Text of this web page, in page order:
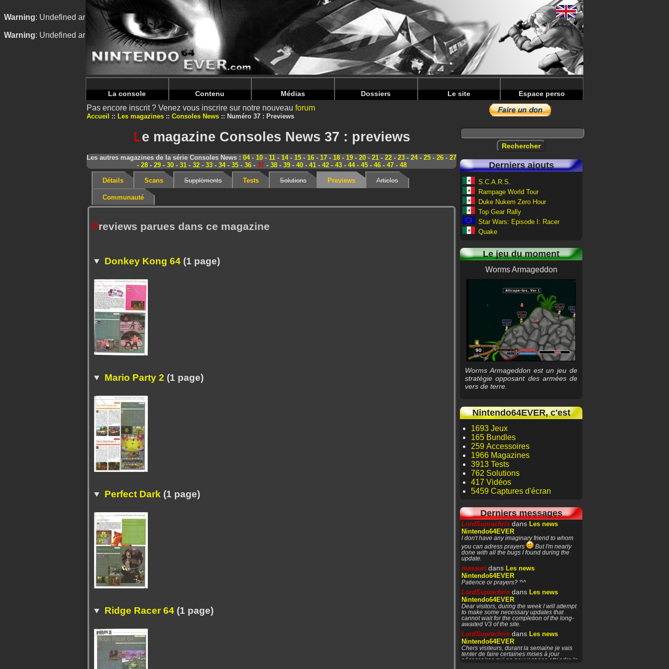
Warning: Undefined array key "HTTP_REFERER" in/home/nintendoju/www/Magazine-Previews.php on line 70
Warning: Undefined array key "HTTP_REFERER" in/home/nintendoju/www/Magazine-Previews.phpon line74
La console Contenu Médias Dossiers Le site Espace perso
Pas encore inscrit ? Venez vous inscrire sur notre nouveau forum
Accueil Les magazines Consoles News Numéro 37 : Previews
Le magazine Consoles News 37 : previews
Les autres magazines de la série Consoles News : 04- 10 - 11 - 14- 15 - 16 - 17 - 18 - 19 - 20 - 21 - 22 - 23 - 24- 25 - 26 - 27
- 28- 29- 30- 31- 32- 33- 34- 35- 36- 37- 38- 39- 40- 41- 42- 43- 44- 45- 46- 47- 48
Détails Scans Suppléments Tests Solutions Previews Articles
Communauté
Previews parues dans ce magazine
Donkey Kong 64(1 page)
Mario Party 2 (1 page)
Perfect Dark (1 page)
Ridge Racer 64(1 page)
Derniers ajouts
S.C.A.R.S.
Rampage World Tour
Duke Nukem Zero Hour
Top Gear Rally
Star Wars: Episode I: Racer
Quake
Le jeu du moment
Worms Armageddon
Worms Armageddon est un jeu de
stratégie opposant des armées de
vers de terre.
Nintendo64EVER, c'est
1693 Jeux
165 Bundles
259 Accessoires
1966 Magazines
3913 Tests
762 Solutions
417 Vidéos
5459 Captures d'écran
Derniers messages
LordSuprachris dans Les news
Nintendo64EVER
I don't have any imaginary friend to whom
you can adress prayers
But I'm nearly
done with all the bugs I found during the
update.
masauri dans Les news
Nintendo64EVER
Patience or prayers? '^^
LordSuprachris dans Les news
Nintendo64EVER
Dear visitors, during the week I will attempt
to make some necessary updates that
cannot wait for the completion of the long-
awaited V3 of the site.
LordSuprachris dans Les news
Nintendo64EVER
Chers visiteurs, durant la semaine je vais
tenter de faire certaines mises à jour
nécessaires qui ne peuvent pas attendre la